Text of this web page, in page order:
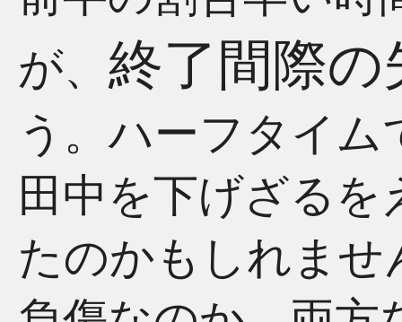
が、 終了間際の
う。ハーフタイ
田中を下げざる
たのかもしれま